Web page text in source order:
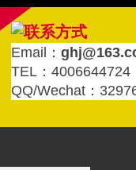
Email：
TEL：4006644724
QQ/Wechat：